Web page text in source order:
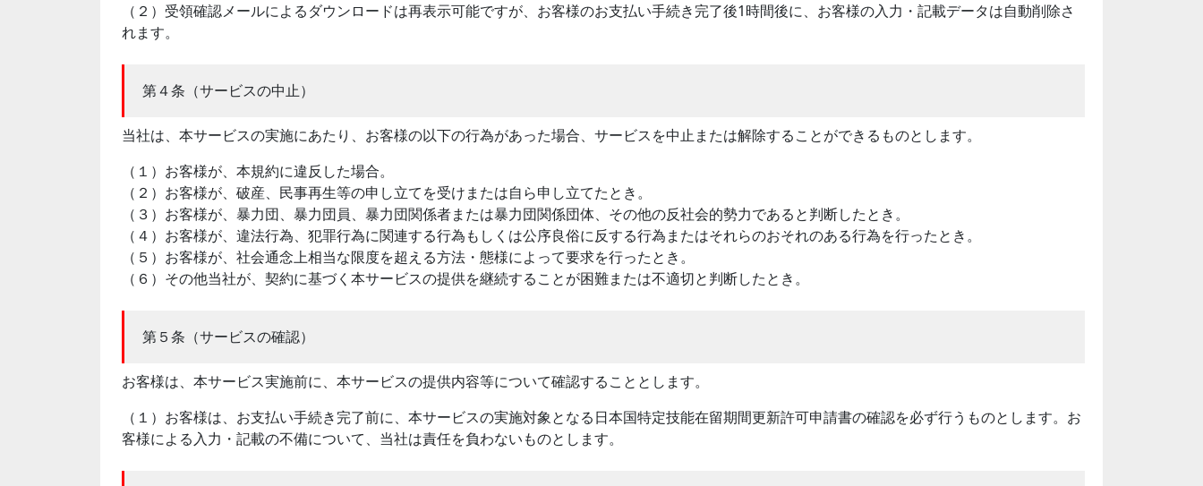
（２）受領確認メールによるダウンロードは再表示可能ですが、お客様のお支払い手続き完了後1時間後に、お客様の入力・記載データは自動削除さ
れます。
第４条（サービスの中止）
当社は、本サービスの実施にあたり、お客様の以下の行為があった場合、サービスを中止または解除することができるものとします。
（１）お客様が、本規約に違反した場合。
（２）お客様が、破産、民事再生等の申し立てを受けまたは自ら申し立てたとき。
（３）お客様が、暴力団、暴力団員、暴力団関係者または暴力団関係団体、その他の反社会的勢力であると判断したとき。
（４）お客様が、違法行為、犯罪行為に関連する行為もしくは公序良俗に反する行為またはそれらのおそれのある行為を行ったとき。
（５）お客様が、社会通念上相当な限度を超える方法・態様によって要求を行ったとき。
（６）その他当社が、契約に基づく本サービスの提供を継続することが困難または不適切と判断したとき。
第５条（サービスの確認）
お客様は、本サービス実施前に、本サービスの提供内容等について確認することとします。
（１）お客様は、お支払い手続き完了前に、本サービスの実施対象となる日本国特定技能在留期間更新許可申請書の確認を必ず行うものとします。お
客様による入力・記載の不備について、当社は責任を負わないものとします。